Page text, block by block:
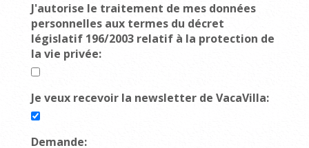
J'autorise le traitement de mes données
personnelles aux termes du décret
législatif 196/2003 relatif à la protection de
la vie privée:
Je veux recevoir la newsletter de VacaVilla:
Demande: